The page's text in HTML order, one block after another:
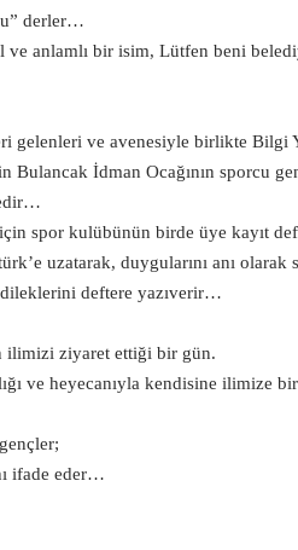
derler…
anlamlı bir isim, Lütfen beni
gelenleri ve avenesiyle birlikte Bilgi
Bulancak İdman Ocağının sporcu
için spor kulübünün birde üye kayıt
uzatarak, duygularını anı olarak
dileklerini deftere yazıverir…
ilimizi ziyaret ettiği bir gün.
ve heyecanıyla kendisine ilimize
ifade eder…